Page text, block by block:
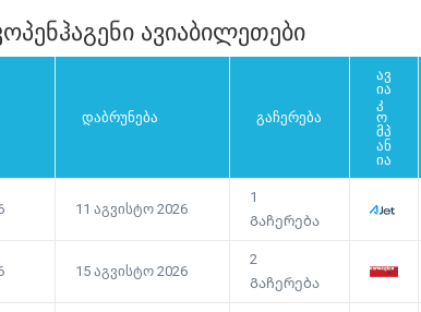
ავიაბილეთები
დაბრუნება გაჩერება
ავ
ია
კ
ო
მპ
ან
ია
11 აგვისტო 2026
1
Გაჩერება
15 აგვისტო 2026
2
Გაჩერება